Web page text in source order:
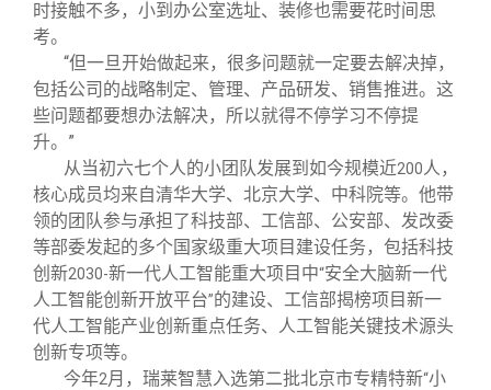
时接触不多，小到办公室选址、装修也需要花时间思
考。
“但一旦开始做起来，很多问题就一定要去解决掉，
包括公司的战略制定、管理、产品研发、销售推进。这
些问题都要想办法解决，所以就得不停学习不停提
升。”
从当初六七个人的小团队发展到如今规模近200人，
核心成员均来自清华大学、北京大学、中科院等。他带
领的团队参与承担了科技部、工信部、公安部、发改委
等部委发起的多个国家级重大项目建设任务，包括科技
创新2030-新一代人工智能重大项目中“安全大脑新一代
人工智能创新开放平台”的建设、工信部揭榜项目新一
代人工智能产业创新重点任务、人工智能关键技术源头
创新专项等。
今年2月，瑞莱智慧入选第二批北京市专精特新“小